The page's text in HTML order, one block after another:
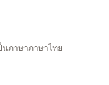
ภาษาภาษาไทย